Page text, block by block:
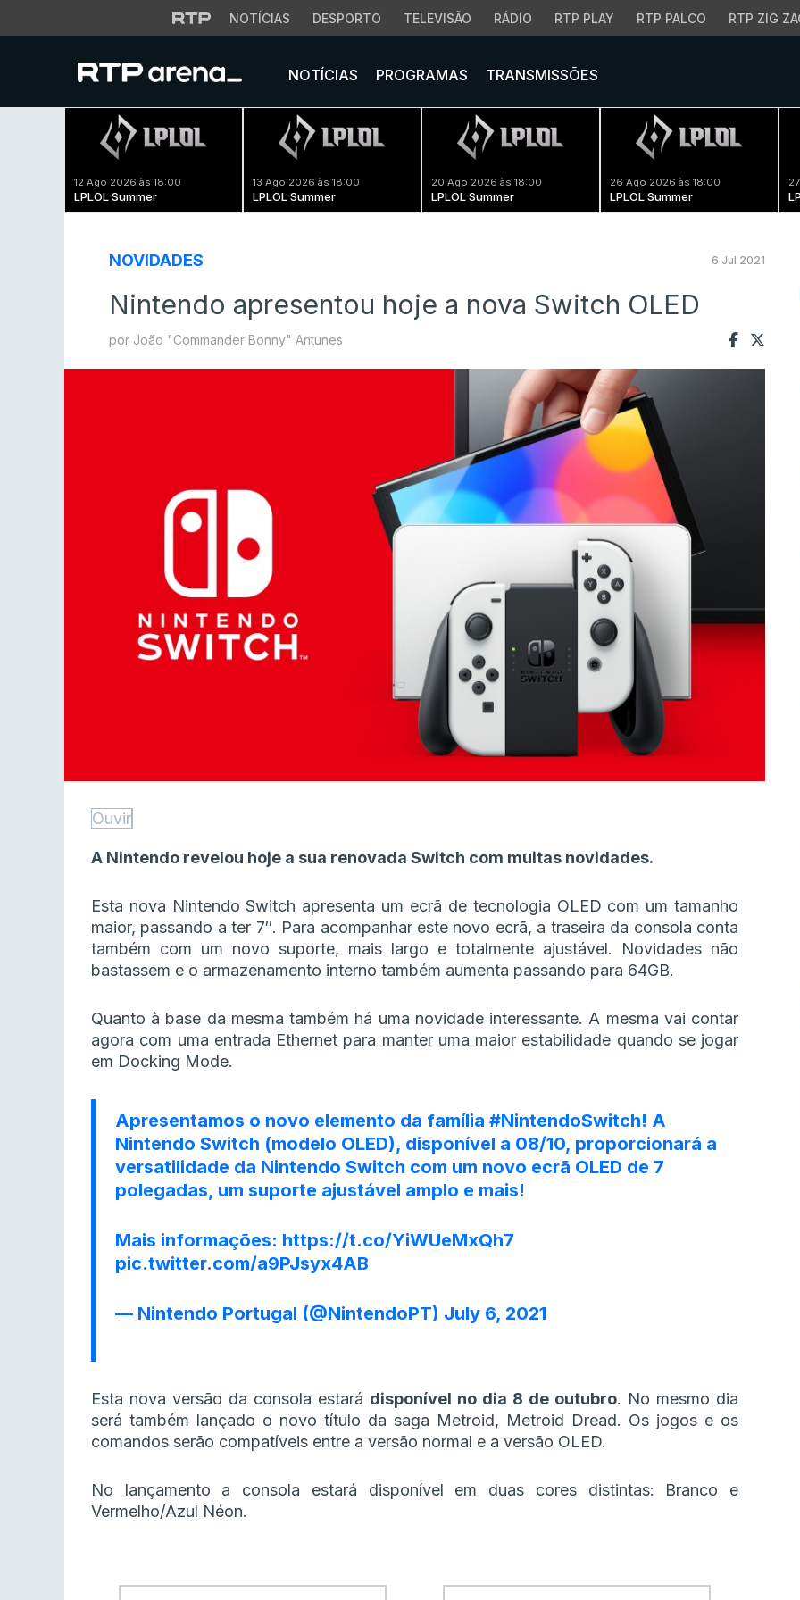
NOTÍCIAS DESPORTO TELEVISÃO RÁDIO RTP PLAY RTP PALCO RTP ZIG
NOTÍCIAS PROGRAMAS TRANSMISSÕES
12 Ago 2026 às 18:00
LPLOL Summer
13 Ago 2026 às 18:00
LPLOL Summer
20 Ago 2026 às 18:00
LPLOL Summer
26 Ago 2026 às 18:00
LPLOL Summer
NOVIDADES 6 Jul 2021
Nintendo apresentou hoje a nova Switch OLED
por João "Commander Bonny" Antunes
Ouvir
A Nintendo revelou hoje a sua renovada Switch com muitas novidades.
Esta nova Nintendo Switch apresenta um ecrã de tecnologia OLED com um tamanho
maior, passando a ter 7″. Para acompanhar este novo ecrã, a traseira da consola conta
também com um novo suporte, mais largo e totalmente ajustável. Novidades não
bastassem e o armazenamento interno também aumenta passando para 64GB.
Quanto à base da mesma também há uma novidade interessante. A mesma vai contar
agora com uma entrada Ethernet para manter uma maior estabilidade quando se jogar
em Docking Mode.
Apresentamos o novo elemento da família #NintendoSwitch! A
Nintendo Switch (modelo OLED), disponível a 08/10, proporcionará a
versatilidade da Nintendo Switch com um novo ecrã OLED de 7
polegadas, um suporte ajustável amplo e mais!
Mais informações: https://t.co/YiWUeMxQh7
pic.twitter.com/a9PJsyx4AB
— Nintendo Portugal (@NintendoPT) July 6, 2021
Esta nova versão da consola estará disponível no dia 8 de outubro. No mesmo dia
será também lançado o novo título da saga Metroid, Metroid Dread. Os jogos e os
comandos serão compatíveis entre a versão normal e a versão OLED.
No lançamento a consola estará disponível em duas cores distintas: Branco e
Vermelho/Azul Néon.